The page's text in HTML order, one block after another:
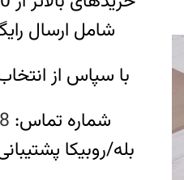
شامل ارسال
با سپاس از
شماره تماس:
بله/روبیکا
همهACCESSORIES
DECOR